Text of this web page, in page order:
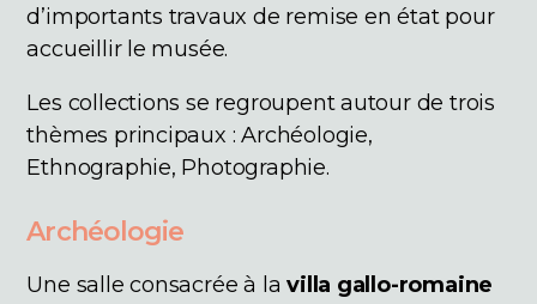
d’importants travaux de remise en état pour
accueillir le musée.
Les collections se regroupent autour de trois
thèmes principaux : Archéologie,
Ethnographie, Photographie.
Archéologie
Une salle consacrée à lavilla gallo-romaine